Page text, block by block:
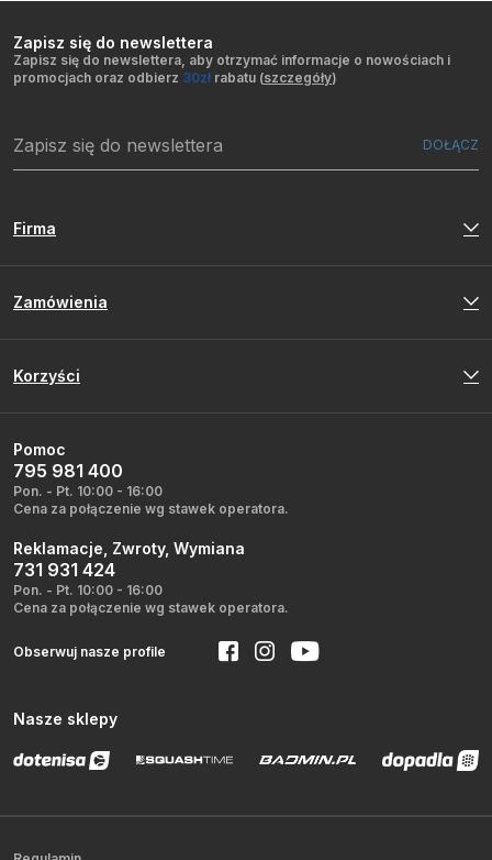
Zapisz się do newslettera
Zapisz się do newslettera, aby otrzymać informacje o nowościach i
promocjach oraz odbierz 30zł rabatu (szczegóły)
Firma
Zamówienia
Korzyści
Pomoc
795 981 400
Pon. - Pt. 10:00 - 16:00
Cena za połączenie wg stawek operatora.
Reklamacje, Zwroty, Wymiana
731 931 424
Pon. - Pt. 10:00 - 16:00
Cena za połączenie wg stawek operatora.
Obserwuj nasze profile
Nasze sklepy